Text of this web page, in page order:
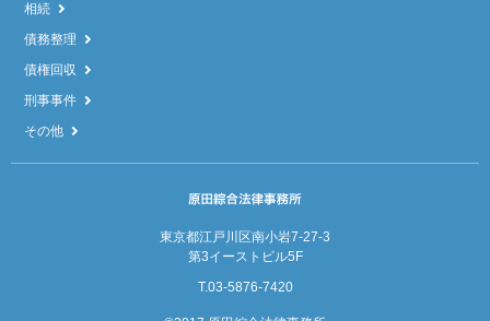
相続
債務整理
債権回収
刑事事件
その他
東京都江戸川区南小岩7-27-3
第3イーストビル5F
T.03-5876-7420